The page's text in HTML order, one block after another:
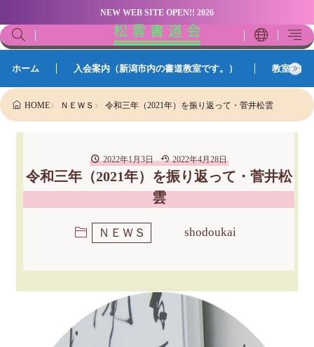
NEW WEB SITE OPEN!! 2026
松 雲 書 道 会
ホーム 入会案内（新潟市内の書道教室です。） 教室案内
HOME ＮＥＷＳ 令和三年（2021年）を振り返って・菅井松雲
2022年1月3日 2022年4月28日
令和三年（2021年）を振り返って・菅井松
雲
ＮＥＷＳ shodoukai